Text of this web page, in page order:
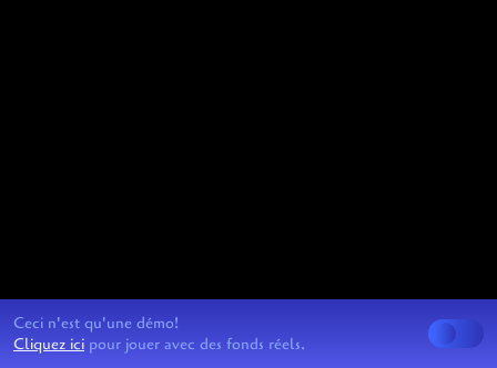
Ceci n'est qu'une démo!
Cliquez ici pour jouer avec des fonds réels.